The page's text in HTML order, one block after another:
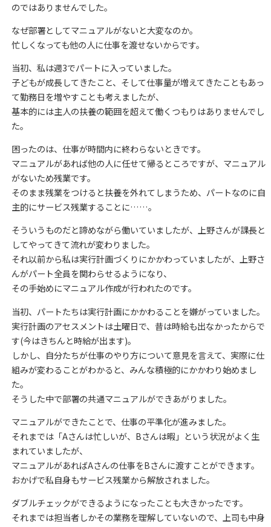
のではありませんでした。
なぜ部署としてマニュアルがないと大変なのか。
忙しくなっても他の人に仕事を渡せないからです。
当初、私は週3でパートに入っていました。
子どもが成長してきたこと、そして仕事量が増えてきたこともあっ
て勤務日を増やすことも考えましたが、
基本的には主人の扶養の範囲を超えて働くつもりはありませんでし
た。
困ったのは、仕事が時間内に終わらないときです。
マニュアルがあれば他の人に任せて帰るところですが、マニュアル
がないため残業です。
そのまま残業をつけると扶養を外れてしまうため、パートなのに自
主的にサービス残業することに……。
そういうものだと諦めながら働いていましたが、上野さんが課長と
してやってきて流れが変わりました。
それ以前から私は実行計画づくりにかかわっていましたが、上野さ
んがパート全員を関わらせるようになり、
その手始めにマニュアル作成が行われたのです。
当初、パートたちは実行計画にかかわることを嫌がっていました。
実行計画のアセスメントは土曜日で、昔は時給も出なかったからで
す(今はきちんと時給が出ます)。
しかし、自分たちが仕事のやり方について意見を言えて、実際に仕
組みが変わることがわかると、みんな積極的にかかわり始めまし
た。
そうした中で部署の共通マニュアルができあがりました。
マニュアルができたことで、仕事の平準化が進みました。
それまでは「Aさんは忙しいが、Bさんは暇」という状況がよく生
まれていましたが、
マニュアルがあればAさんの仕事をBさんに渡すことができます。
おかげで私自身もサービス残業から解放されました。
ダブルチェックができるようになったことも大きかったです。
それまでは担当者しかその業務を理解していないので、上司も中身